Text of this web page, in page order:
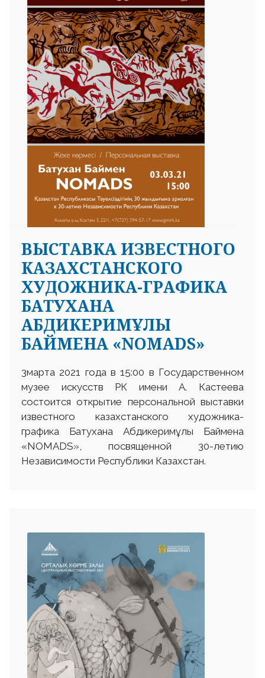
ВЫСТАВКА ИЗВЕСТНОГО
КАЗАХСТАНСКОГО
ХУДОЖНИКА-ГРАФИКА
БАТУХАНА
АБДИКЕРИМҰЛЫ
БАЙМЕНА «NOMADS»
3марта 2021 года в 15:00 в Государственном
музее искусств РК имени А. Кастеева
состоится открытие персональной выставки
известного казахстанского художника-
графика Батухана Абдикеримұлы Баймена
«NOMADS», посвященной 30-летию
Независимости Республики Казахстан.